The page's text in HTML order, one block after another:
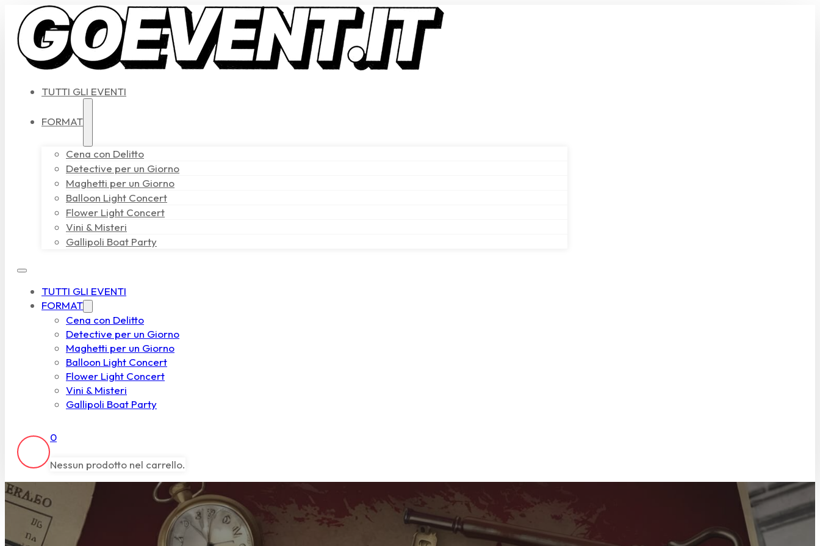
TUTTI GLI EVENTI
FORMAT
Cena con Delitto
Detective per un Giorno
Maghetti per un Giorno
Balloon Light Concert
Flower Light Concert
Vini & Misteri
Gallipoli Boat Party
TUTTI GLI EVENTI
FORMAT
Cena con Delitto
Detective per un Giorno
Maghetti per un Giorno
Balloon Light Concert
Flower Light Concert
Vini & Misteri
Gallipoli Boat Party
0
Nessun prodotto nel carrello.